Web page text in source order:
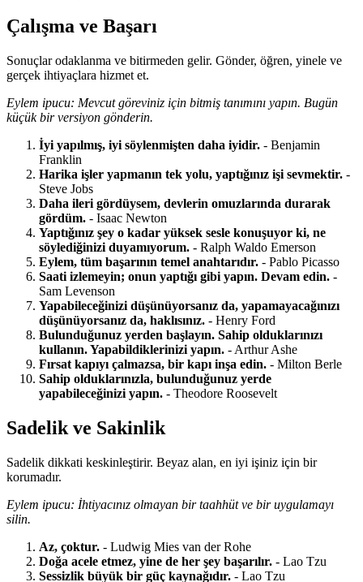
Çalışma ve Başarı
Sonuçlar odaklanma ve bitirmeden gelir. Gönder, öğren, yinele ve
gerçek ihtiyaçlara hizmet et.
Eylem ipucu: Mevcut göreviniz için bitmiş tanımını yapın. Bugün
küçük bir versiyon gönderin.
İyi yapılmış, iyi söylenmişten daha iyidir. - Benjamin
Franklin
Harika işler yapmanın tek yolu, yaptığınız işi sevmektir. -
Steve Jobs
Daha ileri gördüysem, devlerin omuzlarında durarak
gördüm. - Isaac Newton
Yaptığınız şey o kadar yüksek sesle konuşuyor ki, ne
söylediğinizi duyamıyorum. - Ralph Waldo Emerson
Eylem, tüm başarının temel anahtarıdır. - Pablo Picasso
Saati izlemeyin; onun yaptığı gibi yapın. Devam edin. -
Sam Levenson
Yapabileceğinizi düşünüyorsanız da, yapamayacağınızı
düşünüyorsanız da, haklısınız. - Henry Ford
Bulunduğunuz yerden başlayın. Sahip olduklarınızı
kullanın. Yapabildiklerinizi yapın. - Arthur Ashe
Fırsat kapıyı çalmazsa, bir kapı inşa edin. - Milton Berle
Sahip olduklarınızla, bulunduğunuz yerde
yapabileceğinizi yapın. - Theodore Roosevelt
Sadelik ve Sakinlik
Sadelik dikkati keskinleştirir. Beyaz alan, en iyi işiniz için bir
korumadır.
Eylem ipucu: İhtiyacınız olmayan bir taahhüt ve bir uygulamayı
silin.
Az, çoktur. - Ludwig Mies van der Rohe
Doğa acele etmez, yine de her şey başarılır. - Lao Tzu
Sessizlik büyük bir güç kaynağıdır. - Lao Tzu